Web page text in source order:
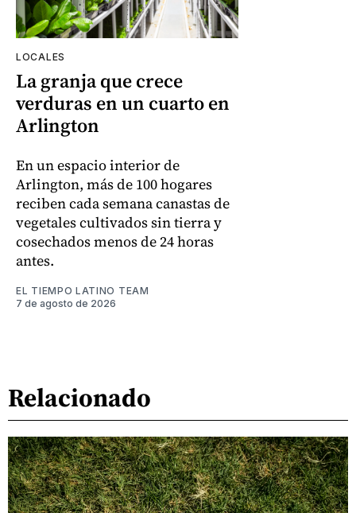
LOCALES
La granja que crece
verduras en un cuarto en
Arlington
En un espacio interior de
Arlington, más de 100 hogares
reciben cada semana canastas de
vegetales cultivados sin tierra y
cosechados menos de 24 horas
antes.
EL TIEMPO LATINO TEAM
7 de agosto de 2026
Relacionado